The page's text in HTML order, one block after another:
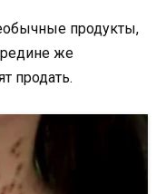
продукты,
же
продать.